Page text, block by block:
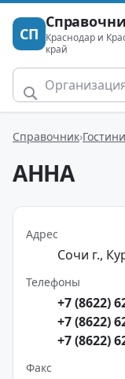
СП
Краснодар и
край
Справочник
АННА
Адрес
Сочи г.,
Телефоны
+7 (8622)
+7 (8622)
+7 (8622)
Факс